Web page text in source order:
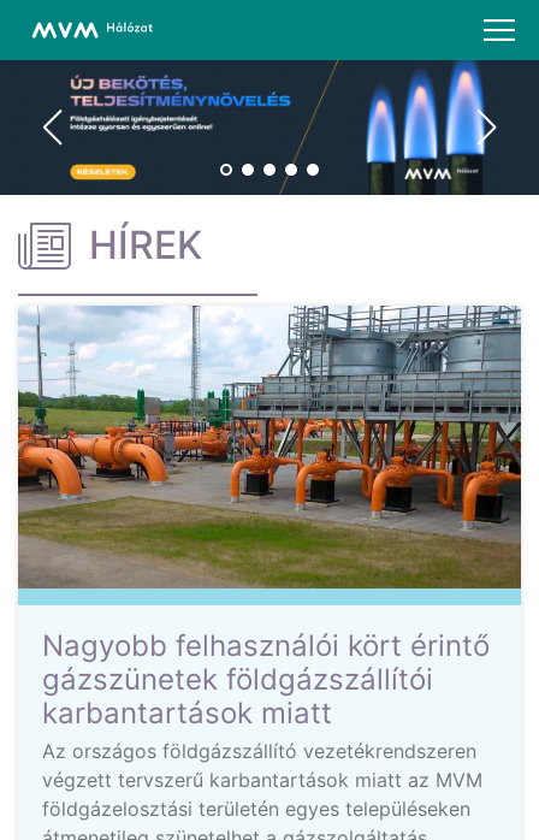
HÍREK
Nagyobb felhasználói kört érintő
gázszünetek földgázszállítói
karbantartások miatt
Az országos földgázszállító vezetékrendszeren
végzett tervszerű karbantartások miatt az MVM
földgázelosztási területén egyes településeken